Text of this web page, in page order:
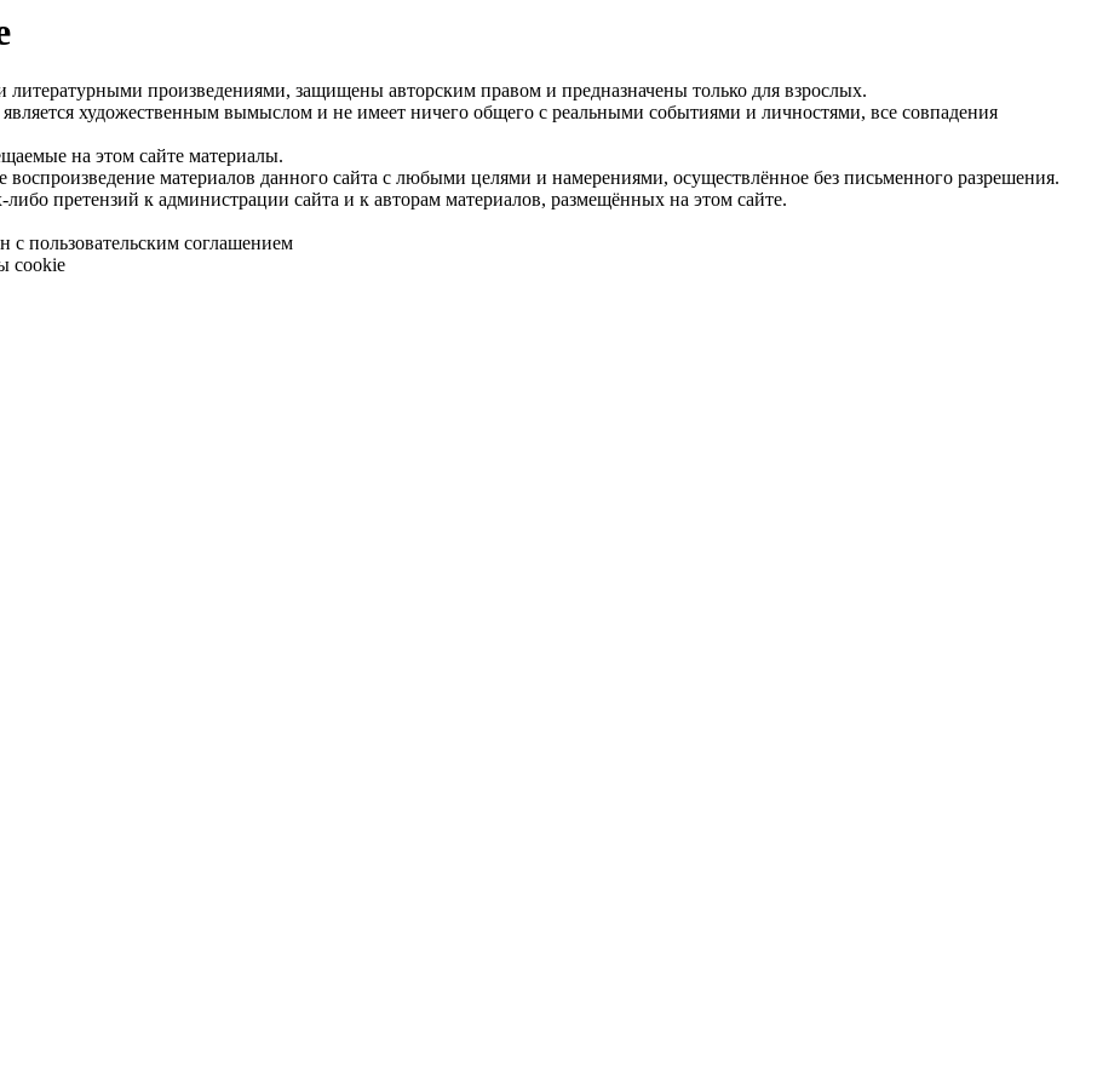
произведениями, защищены авторским правом и предназначены только для взрослых.
художественным вымыслом и не имеет ничего общего с реальными событиями и личностями, все совпадения
на этом сайте материалы.
воспроизведение материалов данного сайта с любыми целями и намерениями, осуществлённое без письменного разрешения.
претензий к администрации сайта и к авторам материалов, размещённых на этом сайте.
с пользовательским соглашением
cookie